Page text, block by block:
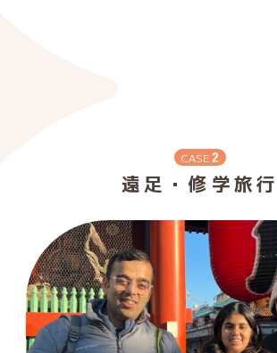
CASE 2
遠足・修学旅行